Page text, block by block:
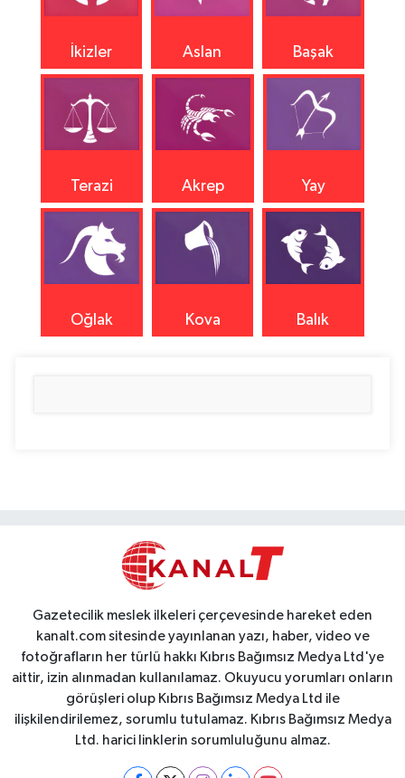
İkizler Aslan Başak
Terazi Akrep Yay
Oğlak Kova Balık
Gazetecilik meslek ilkeleri çerçevesinde hareket eden
kanalt.com sitesinde yayınlanan yazı, haber, video ve
fotoğrafların her türlü hakkı Kıbrıs Bağımsız Medya Ltd'ye
aittir, izin alınmadan kullanılamaz. Okuyucu yorumları onların
görüşleri olup Kıbrıs Bağımsız Medya Ltd ile
ilişkilendirilemez, sorumlu tutulamaz. Kıbrıs Bağımsız Medya
Ltd. harici linklerin sorumluluğunu almaz.